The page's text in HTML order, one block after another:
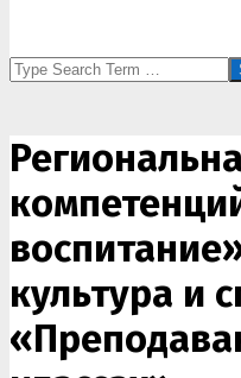
Search
культура и